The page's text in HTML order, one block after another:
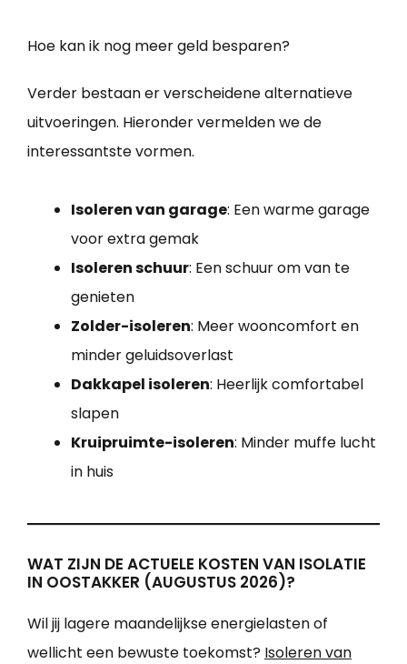
Hoe kan ik nog meer geld besparen?
Verder bestaan er verscheidene alternatieve
uitvoeringen. Hieronder vermelden we de
interessantste vormen.
Isoleren van garage: Een warme garage
voor extra gemak
Isoleren schuur: Een schuur om van te
genieten
Zolder-isoleren: Meer wooncomfort en
minder geluidsoverlast
Dakkapel isoleren: Heerlijk comfortabel
slapen
Kruipruimte-isoleren: Minder muffe lucht
in huis
WAT ZIJN DE ACTUELE KOSTEN VAN ISOLATIE
IN OOSTAKKER (AUGUSTUS 2026)?
Wil jij lagere maandelijkse energielasten of
wellicht een bewuste toekomst? Isoleren van